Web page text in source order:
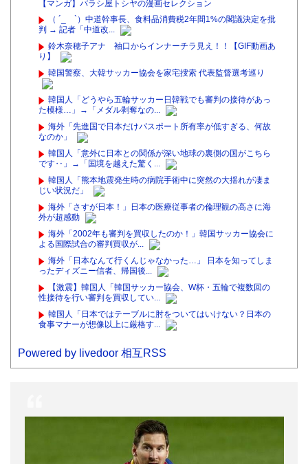
【マンガ】バラシ屋トシヤの漫画セレクション
（ ´_ゝ`）中道幹事長、食料品消費税2年間1%の閣議決定を批
判 → 記者「中道改...
鈴木奈穂子アナ 袖口からインナーチラ見え！！【GIF動画あ
り】
韓国警察、大韓サッカー協会を家宅捜索 代表監督選考巡り
韓国人「どうやら五輪サッカー日韓戦でも審判の接待があっ
た模様…」→「メダル剥奪なの...
海外「先進国で日本だけパスポート所有率が低すぎる、何故
なのか」
韓国人「意外に日本との関係が深い地球の裏側の国がこちら
です‥」→「国境を越えた驚く...
韓国人「熊本地震発生時の病院手術中に突然の大揺れが凄ま
じい状況だ」
海外「さすが日本！」日本の医療従事者の倫理観の高さに海
外が超感動
海外「2002年も審判を買収したのか！」韓国サッカー協会に
よる国際試合の審判買収が...
海外「日本なんて行くんじゃなかった…」 日本を知ってしま
ったディズニー信者、帰国後...
【激震】韓国人「韓国サッカー協会、W杯・五輪で複数回の
性接待を行い審判を買収してい...
韓国人「日本ではテーブルに肘をついてはいけない？日本の
食事マナーが想像以上に厳格す...
Powered by livedoor 相互RSS